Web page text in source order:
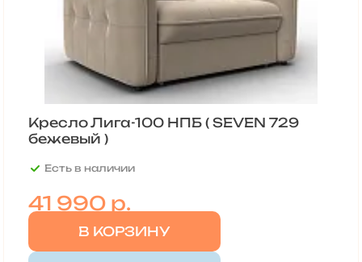
Кресло Лига-100 НПБ ( SEVEN 729
бежевый )
Есть в наличии
41 990р.
В КОРЗИНУ